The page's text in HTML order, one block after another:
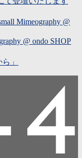
Mimeography @
@ ondo SHOP
」